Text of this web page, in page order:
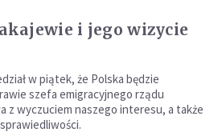
i jego wizycie
w piątek, że Polska będzie
szefa emigracyjnego rządu
z wyczuciem naszego interesu, a także